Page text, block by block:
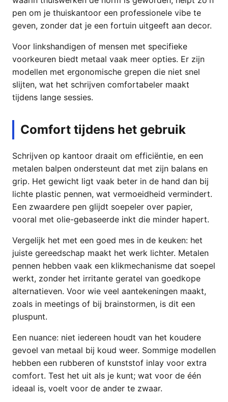
pen om je thuiskantoor een professionele vibe te
geven, zonder dat je een fortuin uitgeeft aan decor.
Voor linkshandigen of mensen met specifieke
voorkeuren biedt metaal vaak meer opties. Er zijn
modellen met ergonomische grepen die niet snel
slijten, wat het schrijven comfortabeler maakt
tijdens lange sessies.
Comfort tijdens het gebruik
Schrijven op kantoor draait om efficiëntie, en een
metalen balpen ondersteunt dat met zijn balans en
grip. Het gewicht ligt vaak beter in de hand dan bij
lichte plastic pennen, wat vermoeidheid vermindert.
Een zwaardere pen glijdt soepeler over papier,
vooral met olie-gebaseerde inkt die minder hapert.
Vergelijk het met een goed mes in de keuken: het
juiste gereedschap maakt het werk lichter. Metalen
pennen hebben vaak een klikmechanisme dat soepel
werkt, zonder het irritante geratel van goedkope
alternatieven. Voor wie veel aantekeningen maakt,
zoals in meetings of bij brainstormen, is dit een
pluspunt.
Een nuance: niet iedereen houdt van het koudere
gevoel van metaal bij koud weer. Sommige modellen
hebben een rubberen of kunststof inlay voor extra
comfort. Test het uit als je kunt; wat voor de één
ideaal is, voelt voor de ander te zwaar.